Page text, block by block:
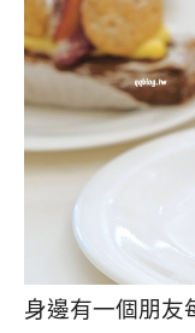
身邊有一個朋友